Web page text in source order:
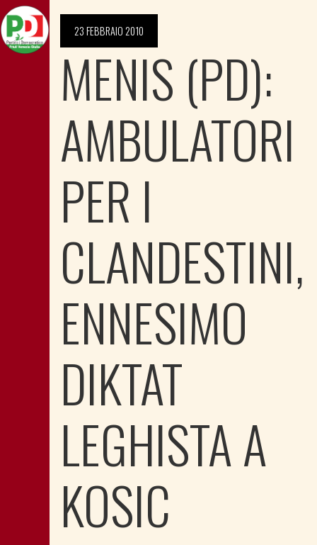
23 FEBBRAIO 2010
MENIS (PD):
AMBULATORI
PER I
CLANDESTINI,
ENNESIMO
DIKTAT
LEGHISTA A
KOSIC